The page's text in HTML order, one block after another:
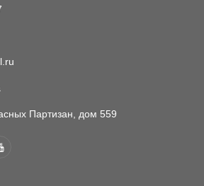
Партизан, дом 559